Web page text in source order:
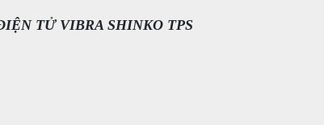
TỬ VIBRA SHINKO TPS